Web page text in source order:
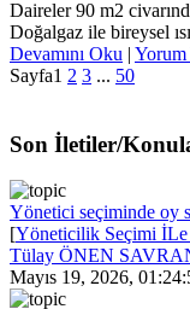
Daireler 90 m2
Doğalgaz ile bireysel
Devamını Oku | Yorum
Sayfa1 2 3 ... 50
Son İletiler/
Yönetici seçiminde oy
[Yöneticilik Seçimi
Tülay ÖNEN
Mayıs 19, 2026,